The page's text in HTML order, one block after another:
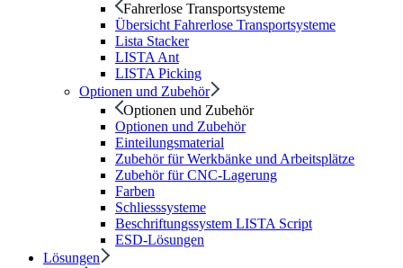
Fahrerlose Transportsysteme
Übersicht Fahrerlose Transportsysteme
Lista Stacker
LISTA Ant
LISTA Picking
Optionen und Zubehör
Optionen und Zubehör
Optionen und Zubehör
Einteilungsmaterial
Zubehör für Werkbänke und Arbeitsplätze
Zubehör für CNC-Lagerung
Farben
Schliesssysteme
Beschriftungssystem LISTA Script
ESD-Lösungen
Lösungen